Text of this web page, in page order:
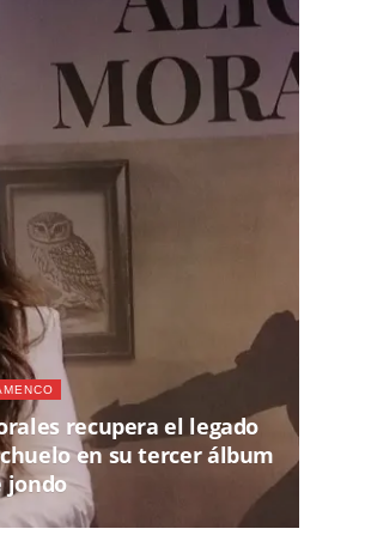
recupera el legado
en su tercer álbum
jondo